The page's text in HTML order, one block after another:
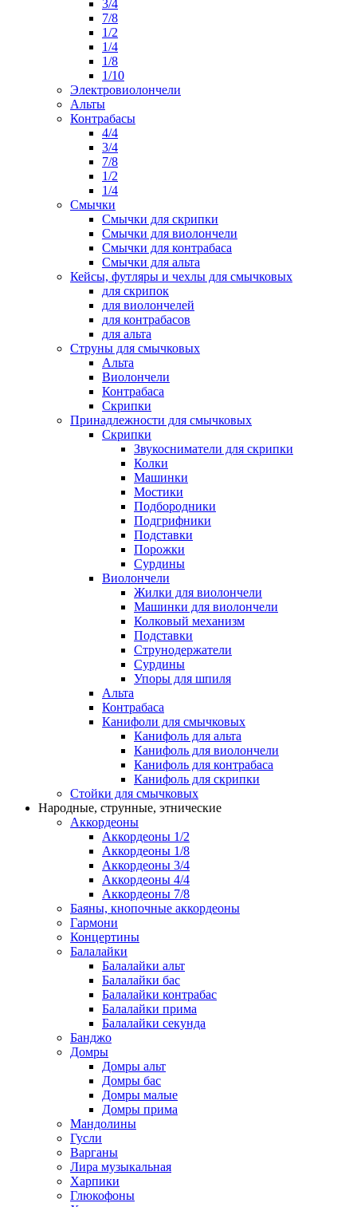
3/4
7/8
1/2
1/4
1/8
1/10
Электровиолончели
Альты
Контрабасы
4/4
3/4
7/8
1/2
1/4
Смычки
Смычки для скрипки
Смычки для виолончели
Смычки для контрабаса
Смычки для альта
Кейсы, футляры и чехлы для смычковых
для скрипок
для виолончелей
для контрабасов
для альта
Струны для смычковых
Альта
Виолончели
Контрабаса
Скрипки
Принадлежности для смычковых
Скрипки
Звукосниматели для скрипки
Колки
Машинки
Мостики
Подбородники
Подгрифники
Подставки
Порожки
Сурдины
Виолончели
Жилки для виолончели
Машинки для виолончели
Колковый механизм
Подставки
Струнодержатели
Сурдины
Упоры для шпиля
Альта
Контрабаса
Канифоли для смычковых
Канифоль для альта
Канифоль для виолончели
Канифоль для контрабаса
Канифоль для скрипки
Стойки для смычковых
Народные, струнные, этнические
Аккордеоны
Аккордеоны 1/2
Аккордеоны 1/8
Аккордеоны 3/4
Аккордеоны 4/4
Аккордеоны 7/8
Баяны, кнопочные аккордеоны
Гармони
Концертины
Балалайки
Балалайки альт
Балалайки бас
Балалайки контрабас
Балалайки прима
Балалайки секунда
Банджо
Домры
Домры альт
Домры бас
Домры малые
Домры прима
Мандолины
Гусли
Варганы
Лира музыкальная
Харпики
Глюкофоны